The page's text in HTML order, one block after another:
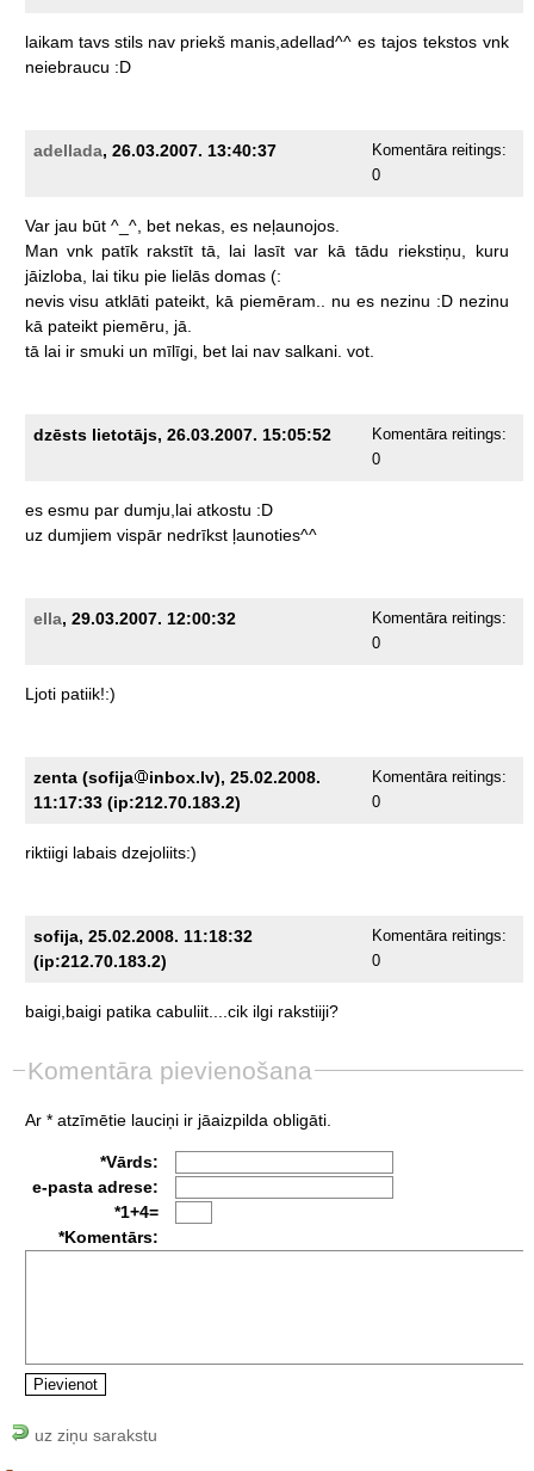
laikam tavs stils nav priekš manis,adellad^^ es tajos tekstos vnk
neiebraucu :D
adellada, 26.03.2007. 13:40:37
Komentāra reitings:
0
Var jau būt ^_^, bet nekas, es neļaunojos.
Man vnk patīk rakstīt tā, lai lasīt var kā tādu riekstiņu,
kuru
jāizloba,
lai tiku pie lielās domas (:
nevis visu atklāti pateikt, kā piemēram.. nu es nezinu :D nezinu
kā pateikt piemēru,
jā.
tā lai ir smuki un mīlīgi, bet lai nav salkani. vot.
dzēsts lietotājs, 26.03.2007. 15:05:52
Komentāra reitings:
0
es esmu par dumju,lai atkostu :D
uz dumjiem vispār nedrīkst ļaunoties^^
ella, 29.03.2007. 12:00:32
Komentāra reitings:
0
Ljoti patiik!:)
zenta (sofija
inbox.lv), 25.02.2008.
11:17:33 (ip:212.70.183.2)
Komentāra reitings:
0
riktiigi labais dzejoliits:)
sofija, 25.02.2008. 11:18:32
(ip:212.70.183.2)
Komentāra reitings:
0
baigi,baigi patika cabuliit....cik ilgi rakstiiji?
Komentāra pievienošana
Ar * atzīmētie lauciņi ir jāaizpilda obligāti.
*Vārds:
e-pasta adrese:
*1+4=
*Komentārs:
uz ziņu sarakstu